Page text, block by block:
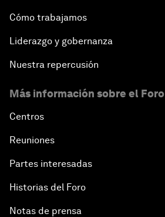
Cómo trabajamos
Liderazgo y gobernanza
Nuestra repercusión
Más información sobre el Foro
Centros
Reuniones
Partes interesadas
Historias del Foro
Notas de prensa